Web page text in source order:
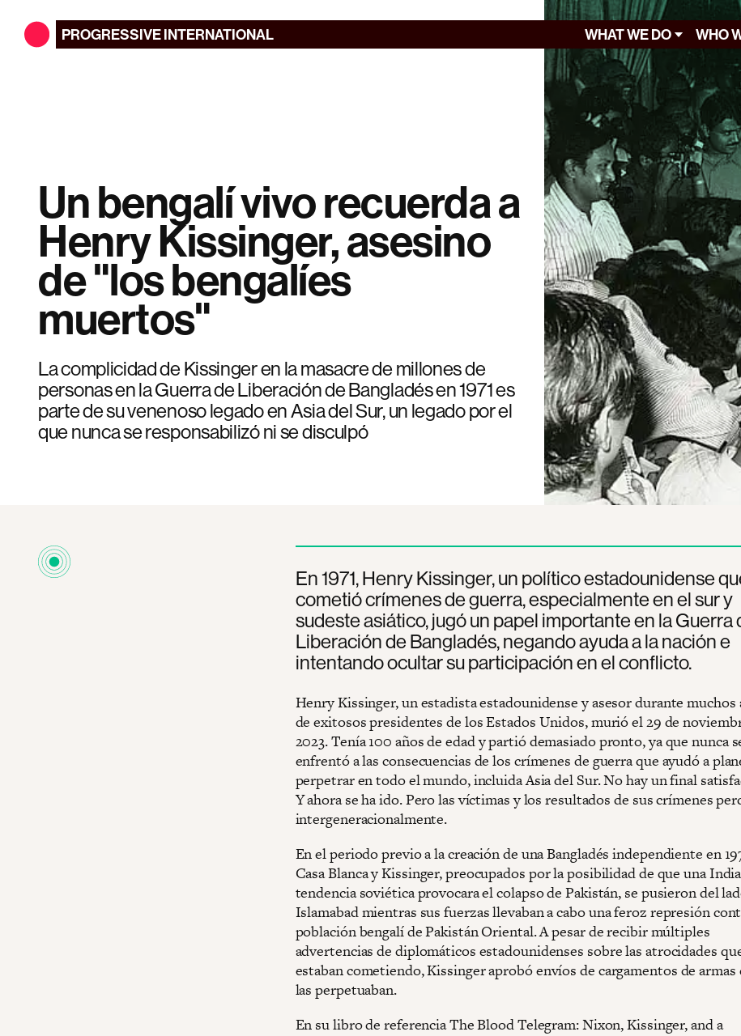
PROGRESSIVEINTERNATIONAL WHAT WE DO WHO
Un bengalí vivo recuerda a
Henry Kissinger, asesino
de "los bengalíes
muertos"
La complicidad de Kissinger en la masacre de millones de
personas en la Guerra de Liberación de Bangladés en 1971 es
parte de su venenoso legado en Asia del Sur, un legado por el
que nunca se responsabilizó ni se disculpó
En 1971, Henry Kissinger, un político estadounidense
cometió crímenes de guerra, especialmente en el sur y
sudeste asiático, jugó un papel importante en la Guerra
Liberación de Bangladés, negando ayuda a la nación e
intentando ocultar su participación en el conflicto.
Henry Kissinger, un estadista estadounidense y asesor durante muchos
de exitosos presidentes de los Estados Unidos, murió el 29 de
2023. Tenía 100 años de edad y partió demasiado pronto, ya que nunca
enfrentó a las consecuencias de los crímenes de guerra que ayudó a
perpetrar en todo el mundo, incluida Asia del Sur. No hay un final
Y ahora se ha ido. Pero las víctimas y los resultados de sus crímenes
intergeneracionalmente.
En el periodo previo a la creación de una Bangladés independiente en
Casa Blanca y Kissinger, preocupados por la posibilidad de que una
tendencia soviética provocara el colapso de Pakistán, se pusieron del
Islamabad mientras sus fuerzas llevaban a cabo una feroz represión
población bengalí de Pakistán Oriental. A pesar de recibir múltiples
advertencias de diplomáticos estadounidenses sobre las atrocidades
estaban cometiendo, Kissinger aprobó envíos de cargamentos de armas
las perpetuaban.
En su libro de referencia The Blood Telegram: Nixon, Kissinger, and a